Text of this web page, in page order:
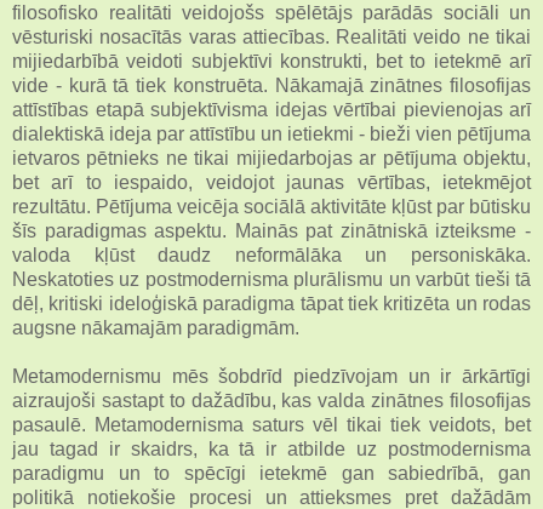
filosofisko realitāti veidojošs spēlētājs parādās sociāli un
vēsturiski nosacītās varas attiecības. Realitāti veido ne tikai
mijiedarbībā veidoti subjektīvi konstrukti, bet to ietekmē arī
vide - kurā tā tiek konstruēta. Nākamajā zinātnes filosofijas
attīstības etapā subjektīvisma idejas vērtībai pievienojas arī
dialektiskā ideja par attīstību un ietiekmi - bieži vien pētījuma
ietvaros pētnieks ne tikai mijiedarbojas ar pētījuma objektu,
bet arī to iespaido, veidojot jaunas vērtības, ietekmējot
rezultātu. Pētījuma veicēja sociālā aktivitāte kļūst par būtisku
šīs paradigmas aspektu. Mainās pat zinātniskā izteiksme -
valoda kļūst daudz neformālāka un personiskāka.
Neskatoties uz postmodernisma plurālismu un varbūt tieši tā
dēļ, kritiski ideloģiskā paradigma tāpat tiek kritizēta un rodas
augsne nākamajām paradigmām.
Metamodernismu mēs šobdrīd piedzīvojam un ir ārkārtīgi
aizraujoši sastapt to dažādību, kas valda zinātnes filosofijas
pasaulē. Metamodernisma saturs vēl tikai tiek veidots, bet
jau tagad ir skaidrs, ka tā ir atbilde uz postmodernisma
paradigmu un to spēcīgi ietekmē gan sabiedrībā, gan
politikā notiekošie procesi un attieksmes pret dažādām